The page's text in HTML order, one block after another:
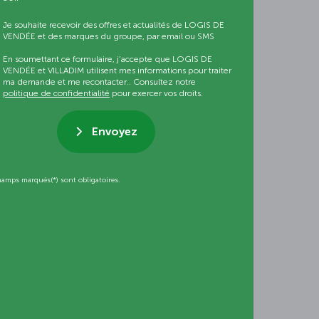
Je souhaite recevoir des offres et actualités de LOGIS DE
VENDÉE et des marques du groupe, par email ou SMS
En soumettant ce formulaire, j’accepte que LOGIS DE
VENDÉE et VILLADIM utilisent mes informations pour traiter
ma demande et me recontacter.. Consultez notre
politique de confidentialité pour exercer vos droits.
Envoyez
marqués(*) sont obligatoires.